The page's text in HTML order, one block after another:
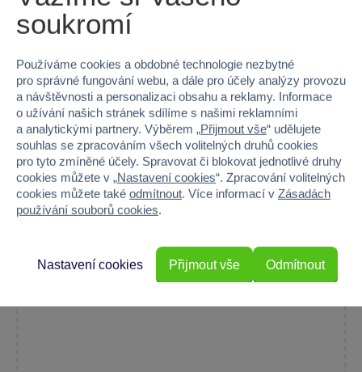
KidPro - Motorické kousátko: Angelika
Motorické kousátko Angelika od KidPro pomáhá zlepšovat...
Skladem prodejny
379 Kč
soukromí
Používáme cookies a obdobné technologie nezbytné
pro správné fungování webu, a dále pro účely analýzy provozu
a návštěvnosti a personalizaci obsahu a reklamy. Informace
o užívání našich stránek sdílíme s našimi reklamními
a analytickými partnery. Výběrem „Přijmout vše“ udělujete
souhlas se zpracováním všech volitelných druhů cookies
pro tyto zmíněné účely. Spravovat či blokovat jednotlivé druhy
cookies můžete v „Nastavení cookies“. Zpracování volitelných
cookies můžete také odmítnout. Více informací v Zásadách
používání souborů cookies.
Odmítnout
Nastavení cookies Přijmout vše